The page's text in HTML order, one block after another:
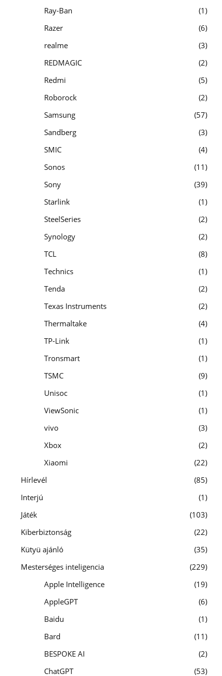
Ray-Ban
1
Razer
6
realme
3
REDMAGIC
2
Redmi
5
Roborock
2
Samsung
57
Sandberg
3
SMIC
4
Sonos
11
Sony
39
Starlink
1
SteelSeries
2
Synology
2
TCL
8
Technics
1
Tenda
2
Texas Instruments
2
Thermaltake
4
TP-Link
1
Tronsmart
1
TSMC
9
Unisoc
1
ViewSonic
1
vivo
3
Xbox
2
Xiaomi
22
Hírlevél
85
Interjú
1
Játék
103
Kiberbiztonság
22
Kütyü ajánló
35
Mesterséges inteligencia
229
Apple Intelligence
19
AppleGPT
6
Baidu
1
Bard
11
BESPOKE AI
2
ChatGPT
53